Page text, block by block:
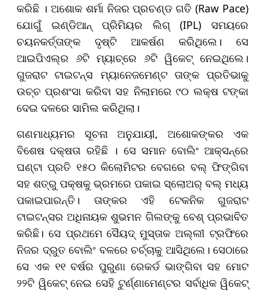
କରିଛି । ଅଶୋକ ଶର୍ମା ନିଜର ପ୍ରଚଣ୍ଡ ଗତି (Raw Pace)
ଯୋଗୁଁ ଇଣ୍ଡିଆନ୍ ପ୍ରିମିୟର ଲିଗ୍ (IPL) ସମୟରେ
ଚୟନକର୍ତ୍ତାଙ୍କ ଦୃଷ୍ଟି ଆକର୍ଷଣ କରିଥିଲେ। ସେ
ଆଇପିଏଲ୍‌ର ୬ଟି ମ୍ୟାଚ୍‌ରେ ୬ଟି ୱିକେଟ୍ ନେଇଥିଲେ।
ଗୁଜରାଟ ଟାଇଟନ୍ସ ମ୍ୟାନେଜମେଣ୍ଟ ତାଙ୍କ ପ୍ରତିଭାକୁ
ଉଚ୍ଚ ପ୍ରଶଂସା କରିବା ସହ ନିଲାମରେ ୯୦ ଲକ୍ଷ ଟଙ୍କା
ଦେଇ ଦଳରେ ସାମିଲ କରିଥିଲା।
ଗଣମାଧ୍ୟମର ସୂଚନା ଅନୁଯାୟୀ, ଅଶୋକଙ୍କର ଏକ
ବିଶେଷ ଦକ୍ଷତା ରହିଛି । ସେ ସମାନ ବୋଲିଂ ଆକ୍ସନ୍‌ରେ
ଘଣ୍ଟା ପ୍ରତି ୧୫୦ କିଲୋମିଟର ବେଗରେ ବଲ୍ ଫିଙ୍ଗିବା
ସହ ଶତ୍ରୁ ପକ୍ଷକୁ ଭ୍ରମରେ ପକାଇ ସ୍ଲୋଅର୍ ବଲ୍ ମଧ୍ୟ
ପକାଇପାରନ୍ତି। ତାଙ୍କର ଏହି ଟେକନିକ ଗୁଜରାଟ
ଟାଇଟନ୍ସର ଅଧିନାୟକ ଶୁଭମନ ଗିଲଙ୍କୁ ବେଶ୍ ପ୍ରଭାବିତ
କରିଛି। ସେ ପ୍ରଥମେ ସୈୟଦ୍ ମୁସ୍ତାକ ଅଲ୍ଲୀ ଟ୍ରଫିରେ
ନିଜର ଦ୍ରୁତ ବୋଲିଂ ବଳରେ ଚର୍ଚ୍ଚାକୁ ଆସିଥିଲେ। ସେଠାରେ
ସେ ଏକ ୧୧ ବର୍ଷର ପୁରୁଣା ରେକର୍ଡ ଭାଙ୍ଗିବା ସହ ମୋଟ
୨୨ଟି ୱିକେଟ୍ ନେଇ ସେହି ଟୁର୍ଣ୍ଣାମେଣ୍ଟର ସର୍ବାଧିକ ୱିକେଟ୍